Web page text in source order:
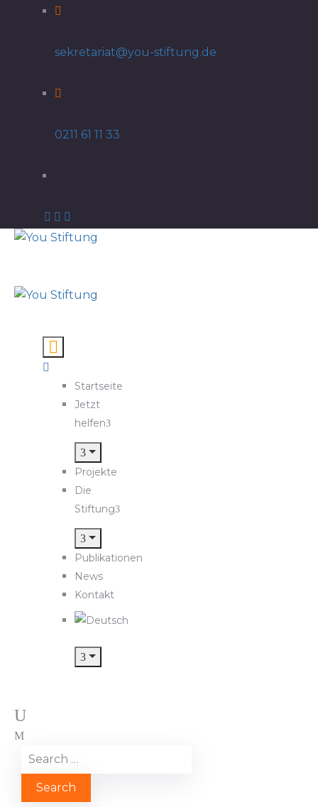
sekretariat@you-stiftung.de
0211 61 11 33
Startseite
Jetzt
helfen
Projekte
Die
Stiftung
Publikationen
News
Kontakt